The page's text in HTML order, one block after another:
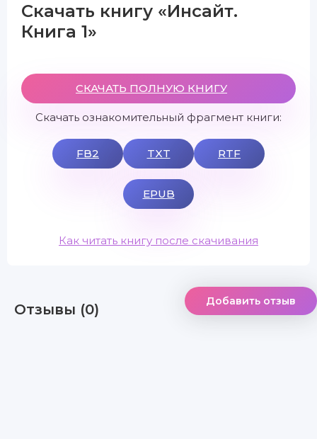
Скачать книгу «Инсайт.
Книга 1»
СКАЧАТЬ ПОЛНУЮ КНИГУ
Скачать ознакомительный фрагмент книги:
FB2 TXT RTF
EPUB
Как читать книгу после скачивания
Отзывы (0) Добавить отзыв